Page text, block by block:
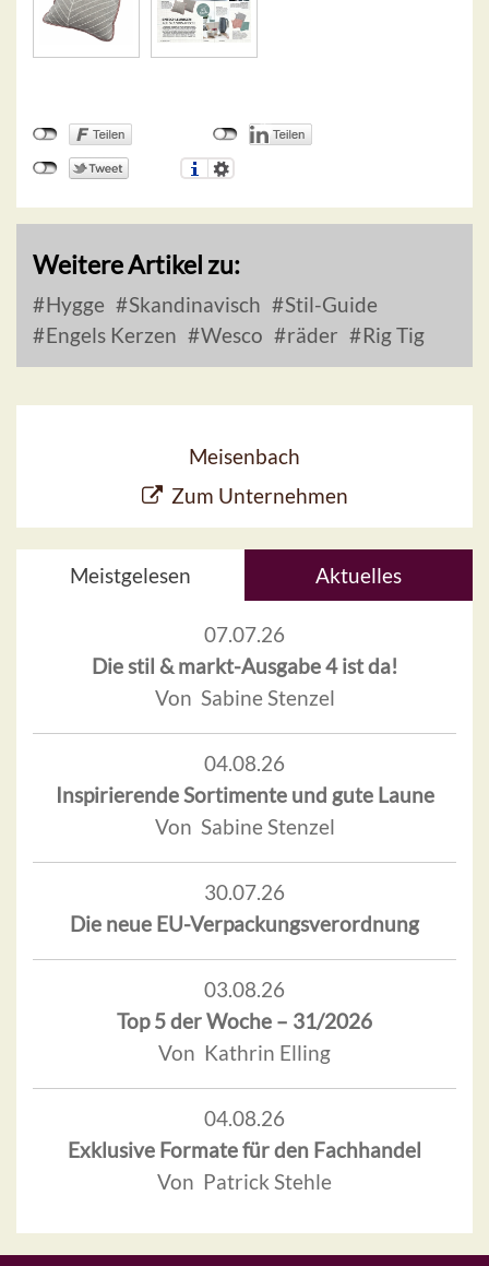
Weitere Artikel zu:
Hygge Skandinavisch
Stil-Guide
Engels Kerzen
Wesco räder Rig Tig
Meisenbach
Zum Unternehmen
Meistgelesen Aktuelles
07.07.26
Die stil & markt-Ausgabe 4 ist da!
Von Sabine Stenzel
04.08.26
Inspirierende Sortimente und gute Laune
Von Sabine Stenzel
30.07.26
Die neue EU-Verpackungsverordnung
03.08.26
Top 5 der Woche – 31/2026
Von Kathrin Elling
04.08.26
Exklusive Formate für den Fachhandel
Von Patrick Stehle